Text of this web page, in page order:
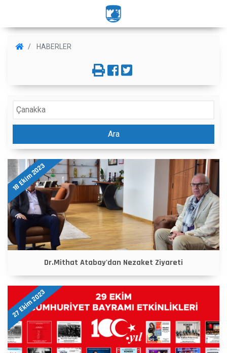
HABERLER
Ara
18 Ekim 2023
Dr.Mithat Atabay'dan Nezaket Ziyareti
27 Ekim 2023